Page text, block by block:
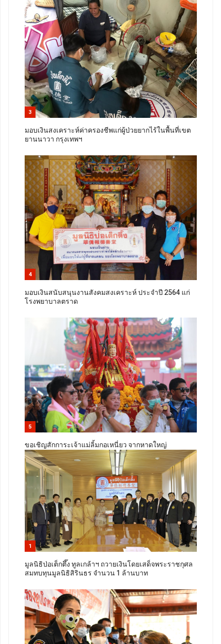
3
มอบเงินสงเคราะห์ค่าครองชีพแก่ผู้ป่วยยากไร้ในพื้นที่เขต
ยานนาวา กรุงเทพฯ
4
มอบเงินสนับสนุนงานสังคมสงเคราะห์ ประจำปี 2564 แก่
โรงพยาบาลตราด
5
ขอเชิญสักการะเจ้าแม่ลิ้มกอเหนี่ยว จากหาดใหญ่
1
มูลนิธิป่อเต็กตึ๊ง ทูลเกล้าฯ ถวายเงินโดยเสด็จพระราชกุศล
สมทบทุนมูลนิธิสิรินธร จำนวน 1 ล้านบาท